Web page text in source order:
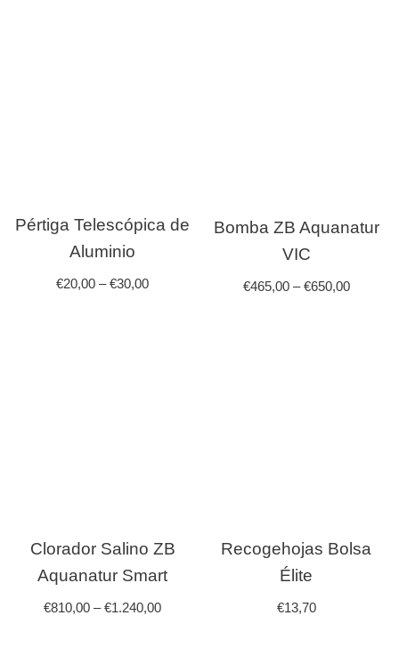
Pértiga Telescópica de
Aluminio
€20,00 –€30,00
Bomba ZB Aquanatur
VIC
€465,00–€650,00
Clorador Salino ZB
Aquanatur Smart
€810,00 –€1.240,00
Recogehojas Bolsa
Élite
€13,70